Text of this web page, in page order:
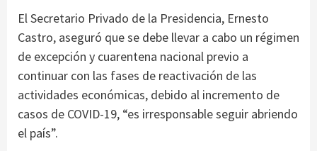
El Secretario Privado de la Presidencia, Ernesto
Castro, aseguró que se debe llevar a cabo un régimen
de excepción y cuarentena nacional previo a
continuar con las fases de reactivación de las
actividades económicas, debido al incremento de
casos de COVID-19, “es irresponsable seguir abriendo
el país”.